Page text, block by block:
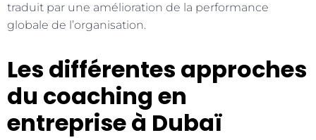
traduit par une amélioration de la performance
globale de l’organisation.
Les différentes approches
du coaching en
entreprise à Dubaï